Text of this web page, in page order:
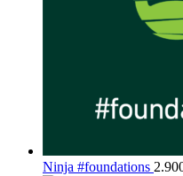
Ninja #foundations